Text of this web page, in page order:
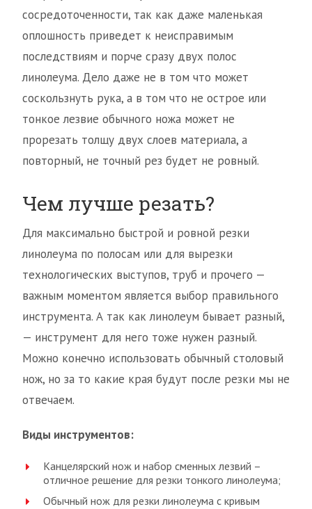
сосредоточенности, так как даже маленькая
оплошность приведет к неисправимым
последствиям и порче сразу двух полос
линолеума. Дело даже не в том что может
соскользнуть рука, а в том что не острое или
тонкое лезвие обычного ножа может не
прорезать толщу двух слоев материала, а
повторный, не точный рез будет не ровный.
Чем лучше резать?
Для максимально быстрой и ровной резки
линолеума по полосам или для вырезки
технологических выступов, труб и прочего —
важным моментом является выбор правильного
инструмента. А так как линолеум бывает разный,
— инструмент для него тоже нужен разный.
Можно конечно использовать обычный столовый
нож, но за то какие края будут после резки мы не
отвечаем.
Виды инструментов:
Канцелярский нож и набор сменных лезвий –
отличное решение для резки тонкого линолеума;
Обычный нож для резки линолеума с кривым